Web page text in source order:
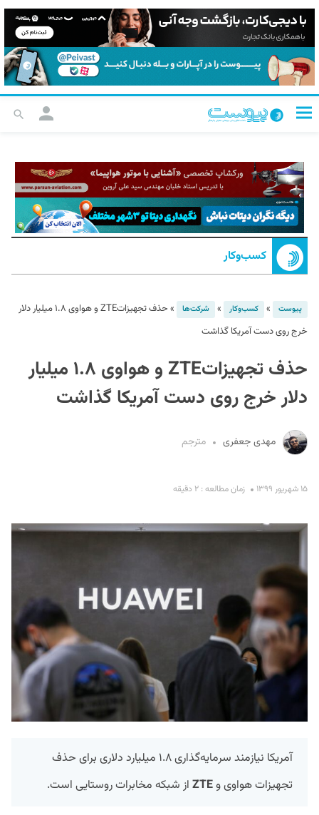
کسب‌و‌کار
پیوست » کسب‌و‌کار » شرکت‌ها »
حذف تجهیزاتZTE و هواوی ۱.۸ میلیار دلار
خرج روی دست آمریکا گذاشت
حذف تجهیزاتZTE و هواوی ۱.۸ میلیار
دلار خرج روی دست آمریکا گذاشت
مهدی جعفری مترجم
۱۵ شهریور ۱۳۹۹ زمان مطالعه : ۲ دقیقه
آمریکا نیازمند سرمایه‌گذاری ۱.۸ میلیارد دلاری برای حذف
تجهیزات هواوی وZTE از شبکه‌ مخابرات روستایی است.